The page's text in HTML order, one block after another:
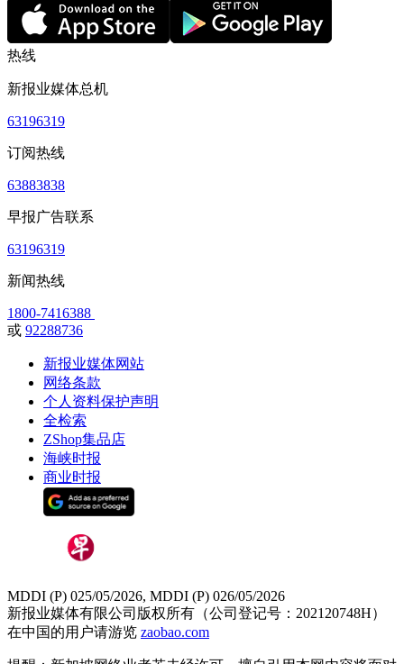
热线
新报业媒体总机
63196319
订阅热线
63883838
早报广告联系
63196319
新闻热线
1800-7416388
或 92288736
新报业媒体网站
网络条款
个人资料保护声明
全检索
ZShop集品店
海峡时报
商业时报
MDDI (P) 025/05/2026, MDDI (P) 026/05/2026
新报业媒体有限公司版权所有（公司登记号：202120748H）
在中国的用户请游览 zaobao.com